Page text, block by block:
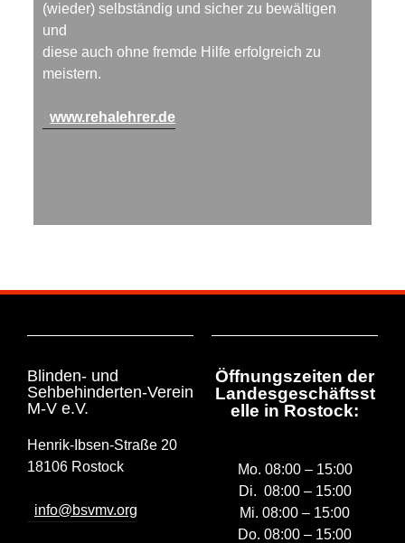
(wieder) selbständig und sicher zu bewältigen
und
diese auch ohne fremde Hilfe erfolgreich zu
meistern.
www.rehalehrer.de
Blinden- und
Sehbehinderten-Verein
M-V e.V.
Henrik-Ibsen-Straße 20
18106 Rostock
info@bsvmv.org
Öffnungszeiten der
Landesgeschäftsst
elle in Rostock:
Mo. 08:00 – 15:00
Di. 08:00 – 15:00
Mi. 08:00 – 15:00
Do. 08:00 – 15:00